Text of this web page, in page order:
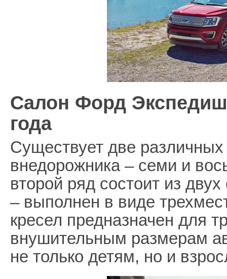
Салон Форд
года
Существует две
внедорожника – семи и
второй ряд состоит из
– выполнен в виде
кресел предназначен для
внушительным размерам
не только детям, но и